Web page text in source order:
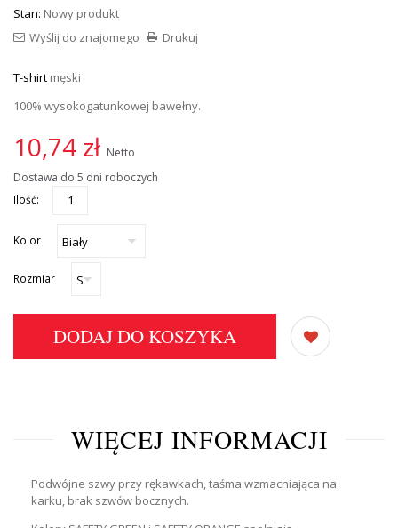
Stan: Nowy produkt
Drukuj
Wyślij do znajomego
T-shirt męski
100% wysokogatunkowej bawełny.
10,74 zł Netto
Dostawa do 5 dni roboczych
Ilość:
Kolor
Rozmiar
DODAJ DO KOSZYKA
WIĘCEJ INFORMACJI
Podwójne szwy przy rękawkach, taśma wzmacniająca na
karku, brak szwów bocznych.